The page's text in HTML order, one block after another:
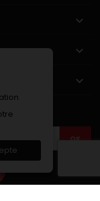


